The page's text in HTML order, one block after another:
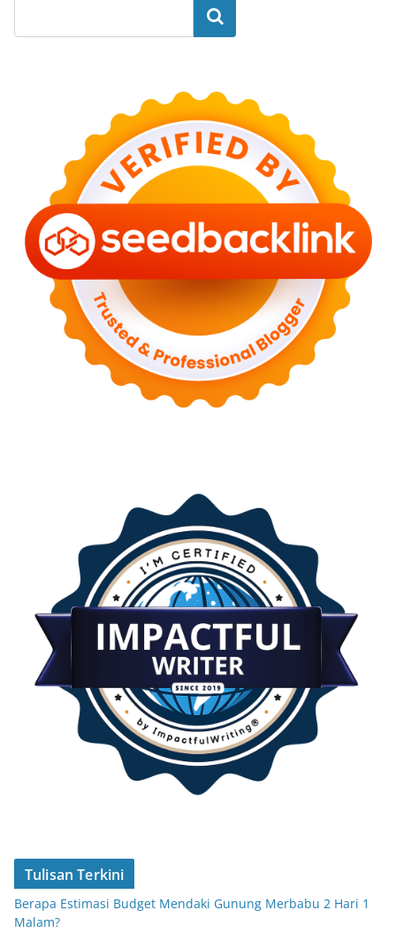
Search
Tulisan Terkini
Berapa Estimasi Budget Mendaki Gunung Merbabu 2 Hari 1
Malam?